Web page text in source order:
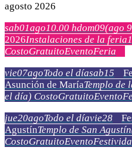
agosto 2026
sab01ago10.00 hdom09(ago
2026Instalaciones de la feria
CostoGratuitoEventoFeria
vie07agoTodo el díasab15
Asunción de MaríaTemplo de
el día) CostoGratuitoEvento
jue20agoTodo el díavie28
AgustínTemplo de San Agustín
CostoGratuitoEvento